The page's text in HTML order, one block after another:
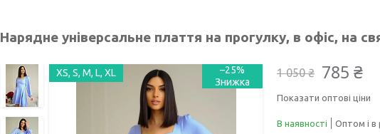
Нарядне універсальне плаття на прогулку, в офіс, на
XS, S, M, L, XL –25% 1 050 ₴ 785 ₴
Показати оптові ціни
В наявності Оптом і в